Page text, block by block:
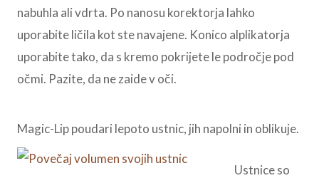
nabuhla ali vdrta. Po nanosu korektorja lahko
uporabite ličila kot ste navajene. Konico alplikatorja
uporabite tako, da s kremo pokrijete le področje pod
očmi. Pazite, da ne zaide v oči.
Magic-Lip poudari lepoto ustnic, jih napolni in oblikuje.
Ustnice so